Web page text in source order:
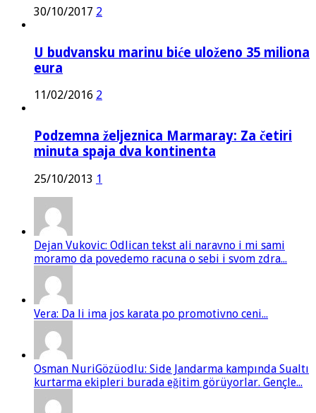
30/10/2017 2
U budvansku marinu biće uloženo 35 miliona
eura
11/02/2016 2
Podzemna željeznica Marmaray: Za četiri
minuta spaja dva kontinenta
25/10/2013 1
Dejan Vukovic: Odlican tekst ali naravno i mi sami
moramo da povedemo racuna o sebi i svom zdra...
Vera: Da li ima jos karata po promotivno ceni...
Osman NuriGözüodlu: Side Jandarma kampında Sualtı
kurtarma ekipleri burada eğitim görüyorlar. Gençle...